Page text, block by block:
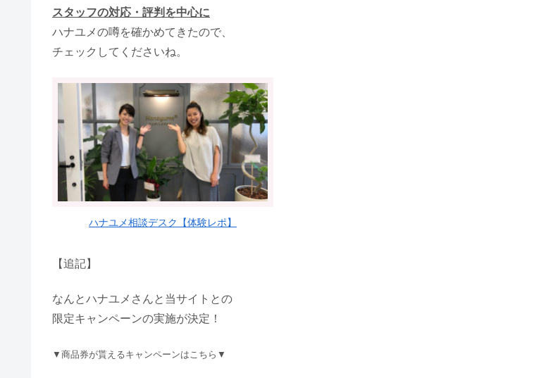
スタッフの対応・評判を中心に
ハナユメの噂を確かめてきたので、
チェックしてくださいね。
ハナユメ相談デスク【体験レポ】
【追記】
なんとハナユメさんと当サイトとの
限定キャンペーンの実施が決定！
▼商品券が貰えるキャンペーンはこちら▼